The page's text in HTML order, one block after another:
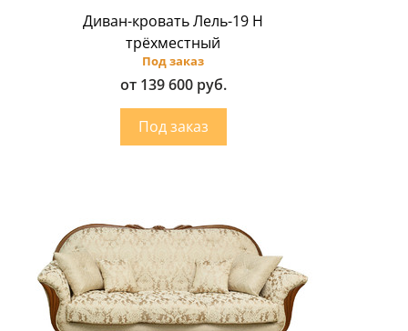
Диван-кровать Лель-19 Н
трёхместный
Под заказ
от 139 600 руб.